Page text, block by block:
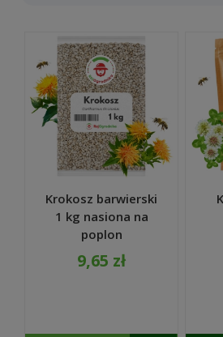
programowi możliwe
pasiek na tych
zabraniając upraw
koszenia do 31
ograniczając
środków ochrony
tego programu
różnorodności
Poprzez udział w
gospodarstwa rolne
płatności za
korzystnych dla
Szacowana stawka
Krokosz barwierski
1 kg nasiona na
poplon
miododajny karma
dla ptaków -
9,65 zł